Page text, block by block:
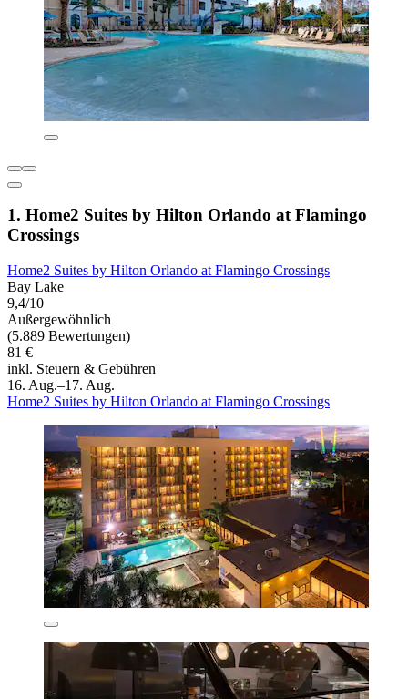
1. Home2 Suites by Hilton Orlando at Flamingo
Crossings
Home2 Suites by Hilton Orlando at Flamingo Crossings
Bay Lake
9,4/10
Außergewöhnlich
(5.889 Bewertungen)
81 €
inkl. Steuern & Gebühren
16. Aug.–17. Aug.
Home2 Suites by Hilton Orlando at Flamingo Crossings